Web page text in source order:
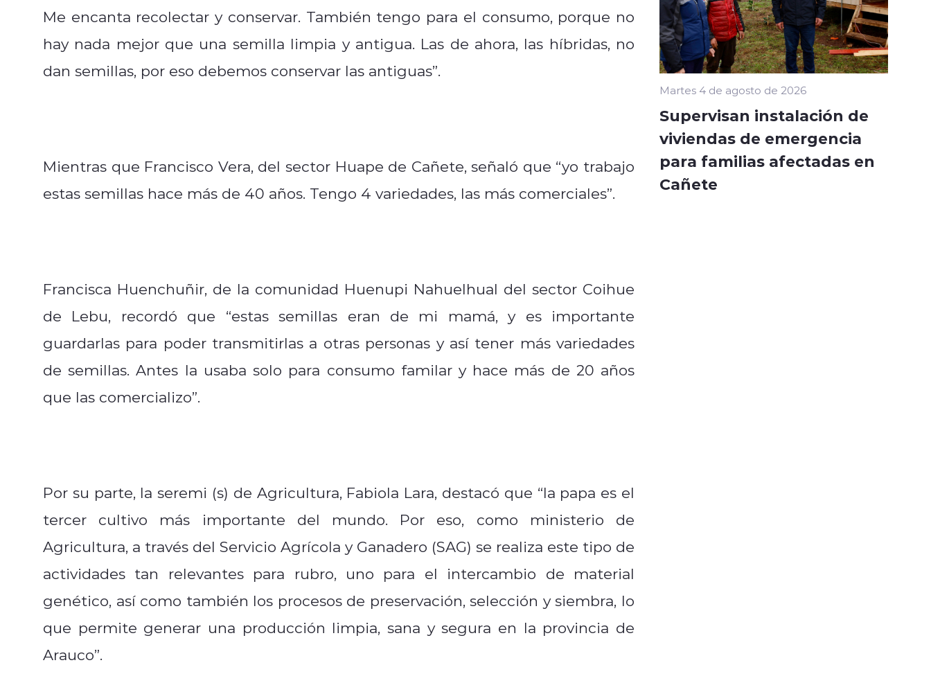
Me encanta recolectar y conservar. También tengo para el consumo, porque no
hay nada mejor que una semilla limpia y antigua. Las de ahora, las híbridas, no
dan semillas, por eso debemos conservar las antiguas”.
Mientras que Francisco Vera, del sector Huape de Cañete, señaló que “yo trabajo
estas semillas hace más de 40 años. Tengo 4 variedades, las más comerciales”.
Francisca Huenchuñir, de la comunidad Huenupi Nahuelhual del sector Coihue
de Lebu, recordó que “estas semillas eran de mi mamá, y es importante
guardarlas para poder transmitirlas a otras personas y así tener más variedades
de semillas. Antes la usaba solo para consumo familar y hace más de 20 años
que las comercializo”.
Por su parte, la seremi (s) de Agricultura, Fabiola Lara, destacó que “la papa es el
tercer cultivo más importante del mundo. Por eso, como ministerio de
Agricultura, a través del Servicio Agrícola y Ganadero (SAG) se realiza este tipo de
actividades tan relevantes para rubro, uno para el intercambio de material
genético, así como también los procesos de preservación, selección y siembra, lo
que permite generar una producción limpia, sana y segura en la provincia de
Arauco”.
Martes 4 de agosto de 2026
Supervisan instalación de
viviendas de emergencia
para familias afectadas en
Cañete